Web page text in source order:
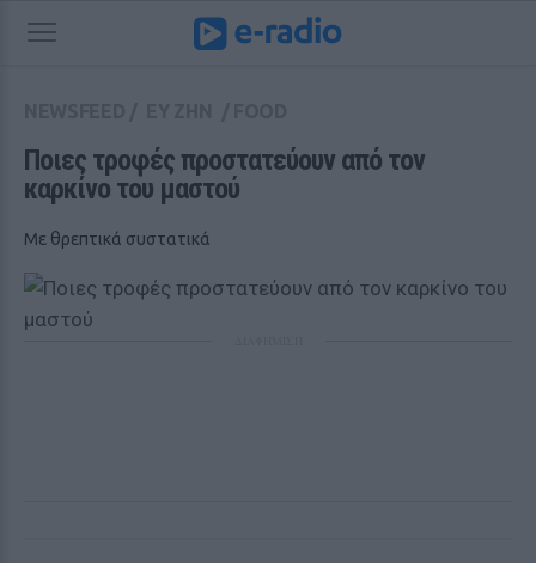
Ποιες τροφές προστατεύουν από τον
καρκίνο του μαστού
Με θρεπτικά συστατικά